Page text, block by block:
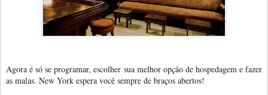
Agora é só se programar, escolher sua melhor opção de hospedagem e fazer
as malas. New York espera você sempre de braços abertos!